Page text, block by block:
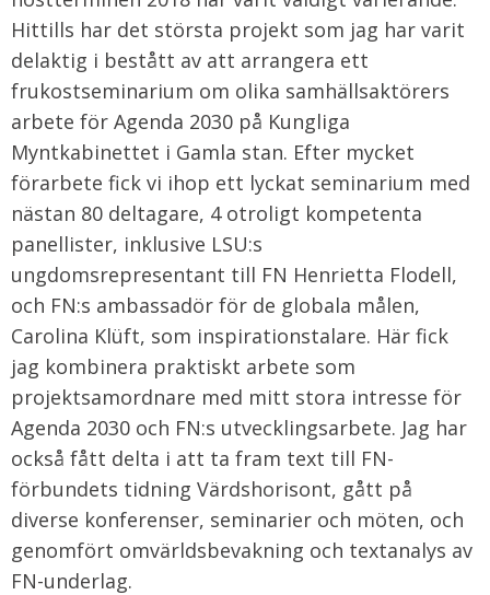
Hittills har det största projekt som jag har varit
delaktig i bestått av att arrangera ett
frukostseminarium om olika samhällsaktörers
arbete för Agenda 2030 på Kungliga
Myntkabinettet i Gamla stan. Efter mycket
förarbete fick vi ihop ett lyckat seminarium med
nästan 80 deltagare, 4 otroligt kompetenta
panellister, inklusive LSU:s
ungdomsrepresentant till FN Henrietta Flodell,
och FN:s ambassadör för de globala målen,
Carolina Klüft, som inspirationstalare. Här fick
jag kombinera praktiskt arbete som
projektsamordnare med mitt stora intresse för
Agenda 2030 och FN:s utvecklingsarbete. Jag har
också fått delta i att ta fram text till FN-
förbundets tidning Värdshorisont, gått på
diverse konferenser, seminarier och möten, och
genomfört omvärldsbevakning och textanalys av
FN-underlag.